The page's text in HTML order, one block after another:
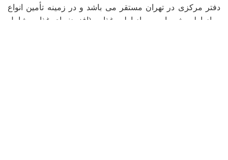
دفتر مرکزی در تهران مستقر می باشد و در زمینه تأمین انواع
مواد اولیه شیمیایی، مواد اولیه غذایی (افزودنیهای غذایی شامل